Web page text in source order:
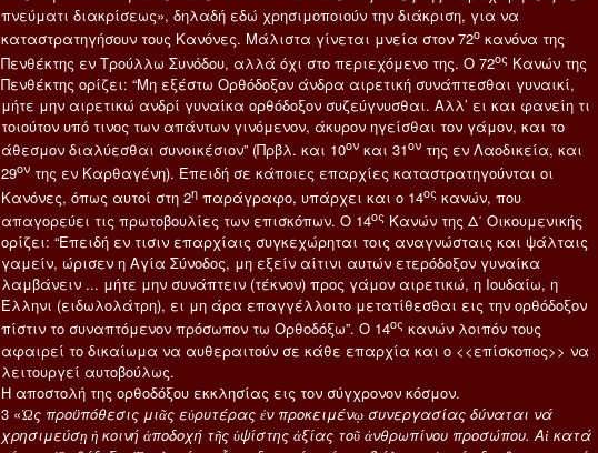
πνεύματι διακρίσεως», δηλαδή εδώ χρησιμοποιούν την διάκριση, για να
καταστρατηγήσουν τους Κανόνες. Μάλιστα γίνεται μνεία στον 72ο κανόνα της
Πενθέκτης εν Τρούλλω Συνόδου, αλλά όχι στο περιεχόμενο της. Ο 72ος Κανών της
Πενθέκτης ορίζει: “Μη εξέστω Ορθόδοξον άνδρα αιρετική συνάπτεσθαι γυναικί,
μήτε μην αιρετικώ ανδρί γυναίκα ορθόδοξον συζεύγνυσθαι. Αλλ’ ει και φανείη τι
τοιούτον υπό τινος των απάντων γινόμενον, άκυρον ηγείσθαι τον γάμον, και το
άθεσμον διαλύεσθαι συνοικέσιον” (Πρβλ. και 10ον και 31ον της εν Λαοδικεία, και
29ον της εν Καρθαγένη). Επειδή σε κάποιες επαρχίες καταστρατηγούνται οι
Κανόνες, όπως αυτοί στη 2η παράγραφο, υπάρχει και ο 14ος κανών, που
απαγορεύει τις πρωτοβουλίες των επισκόπων. Ο 14ος Κανών της Δ΄ Οικουμενικής
ορίζει: “Επειδή εν τισιν επαρχίαις συγκεχώρηται τοις αναγνώσταις και ψάλταις
γαμείν, ώρισεν η Αγία Σύνοδος, μη εξείν αίτινι αυτών ετερόδοξον γυναίκα
λαμβάνειν ... μήτε μην συνάπτειν (τέκνον) προς γάμον αιρετικώ, η Ιουδαίω, η
Έλληνι (ειδωλολάτρη), ει μη άρα επαγγέλλοιτο μετατίθεσθαι εις την ορθόδοξον
πίστιν το συναπτόμενον πρόσωπον τω Ορθοδόξω”. Ο 14ος κανών λοιπόν τους
αφαιρεί το δικαίωμα να αυθεραιτούν σε κάθε επαρχία και ο <<επίσκοπος>> να
λειτουργεί αυτοβούλως.
H αποστολή της ορθοδόξου εκκλησίας εις τον σύγχρονον κόσμον.
3 «Ὡς προϋπόθεσις μιᾶς εὐρυτέρας ἐν προκειμένῳ συνεργασίας δύναται νά
χρησιμεύσῃ ἡ κοινή ἀποδοχή τῆς ὑψίστης ἀξίας τοῦ ἀνθρωπίνου προσώπου. Αἱ κατά